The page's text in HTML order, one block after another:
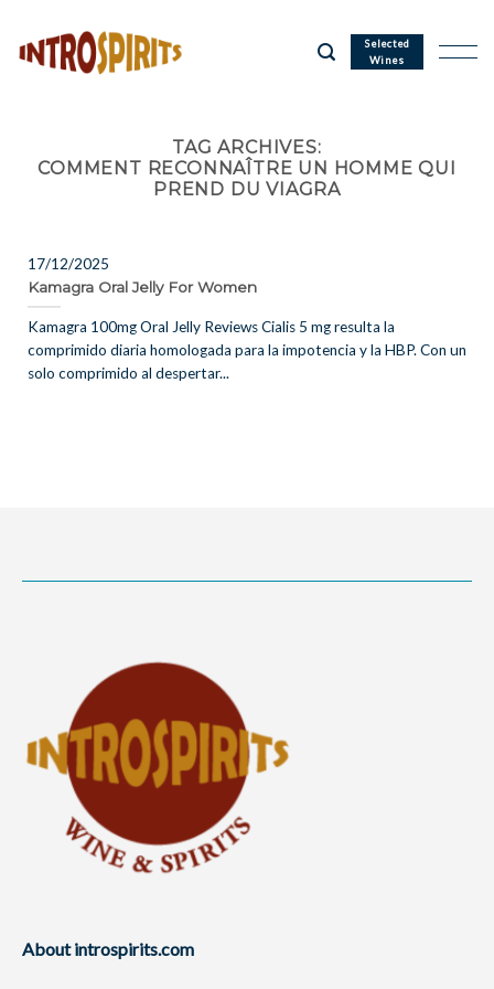
content
Selected
Wines
TAG ARCHIVES:
COMMENT RECONNAÎTRE UN HOMME QUI
PREND DU VIAGRA
17/12/2025
Kamagra Oral Jelly For Women
Kamagra 100mg Oral Jelly Reviews Cialis 5 mg resulta la
comprimido diaria homologada para la impotencia y la HBP. Con un
solo comprimido al despertar...
About introspirits.com